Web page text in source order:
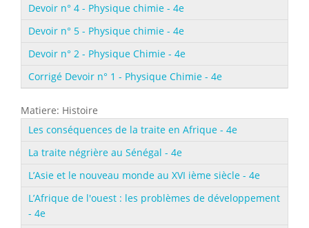
Devoir n° 4 - Physique chimie - 4e
Devoir n° 5 - Physique chimie - 4e
Devoir n° 2 - Physique Chimie - 4e
Corrigé Devoir n° 1 - Physique Chimie - 4e
Matiere: Histoire
Les conséquences de la traite en Afrique - 4e
La traite négrière au Sénégal - 4e
L’Asie et le nouveau monde au XVI ième siècle - 4e
L’Afrique de l'ouest : les problèmes de développement
- 4e